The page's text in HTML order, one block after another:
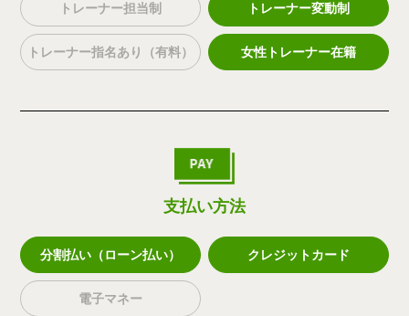
トレーナー担当制 トレーナー変動制
トレーナー指名あり（有料） 女性トレーナー在籍
支払い方法
分割払い（ローン払い） クレジットカード
電子マネー